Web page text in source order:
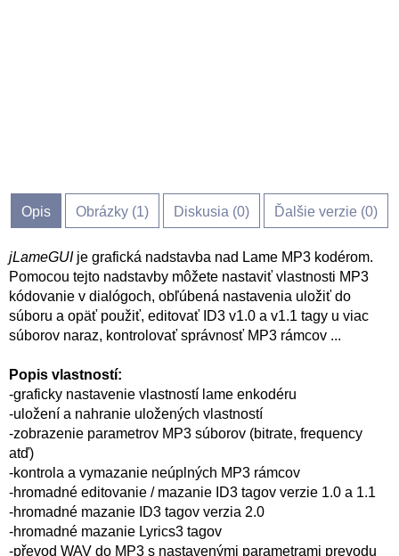
Opis Obrázky (1) Diskusia (0) Ďalšie verzie (0)
jLameGUIje grafická nadstavba nad Lame MP3 kodérom.
Pomocou tejto nadstavby môžete nastaviť vlastnosti MP3
kódovanie v dialógoch, obľúbená nastavenia uložiť do
súboru a opäť použiť, editovať ID3 v1.0 a v1.1 tagy u viac
súborov naraz, kontrolovať správnosť MP3 rámcov ...
Popis vlastností:
-graficky nastavenie vlastností lame enkodéru
-uložení a nahranie uložených vlastností
-zobrazenie parametrov MP3 súborov (bitrate, frequency
atď)
-kontrola a vymazanie neúplných MP3 rámcov
-hromadné editovanie / mazanie ID3 tagov verzie 1.0 a 1.1
-hromadné mazanie ID3 tagov verzia 2.0
-hromadné mazanie Lyrics3 tagov
-převod WAV do MP3 s nastavenými parametrami prevodu